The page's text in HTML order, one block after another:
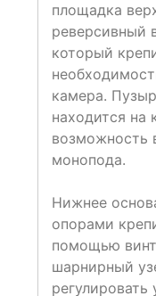
площадка
реверсивный
который
камера.
находится на
возможность
монопода.
Нижнее
опорами
помощью
шарнирный